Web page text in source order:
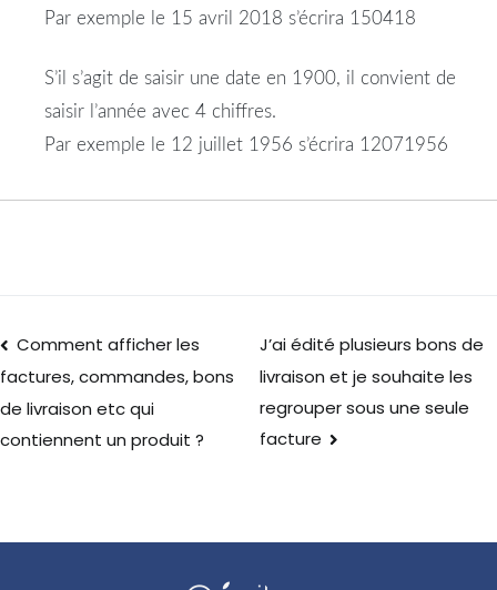
Par exemple le 15 avril 2018 s’écrira 150418
S’il s’agit de saisir une date en 1900, il convient de
saisir l’année avec 4 chiffres.
Par exemple le 12 juillet 1956 s’écrira 12071956
Comment afficher les
factures, commandes, bons
de livraison etc qui
contiennent un produit ?
J’ai édité plusieurs bons de
livraison et je souhaite les
regrouper sous une seule
facture